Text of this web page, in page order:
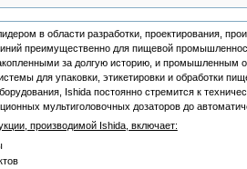
в области разработки, проектирования,
преимущественно для пищевой
за долгую историю, и промышленным
для упаковки, этикетировки и обработки
Ishida постоянно стремится к
мультиголовочных дозаторов до
производимой Ishida, включает: